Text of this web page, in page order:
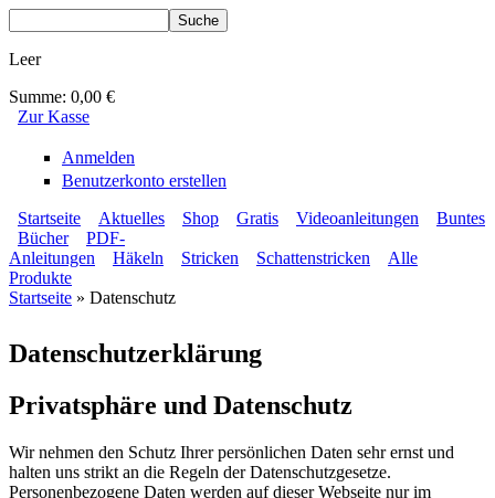
Leer
Summe: 0,00 €
Zur Kasse
Anmelden
Benutzerkonto erstellen
BLUMENBUNT VERLAG
Sekundärmenü
Startseite Aktuelles Shop Gratis Videoanleitungen Buntes
Hauptmenü
Bücher
PDF-
Anleitungen
Häkeln Stricken Schattenstricken
Alle
Produkte
Startseite » Datenschutz
Datenschutzerklärung
Privatsphäre und Datenschutz
Wir nehmen den Schutz Ihrer persönlichen Daten sehr ernst und
halten uns strikt an die Regeln der Datenschutzgesetze.
Personenbezogene Daten werden auf dieser Webseite nur im